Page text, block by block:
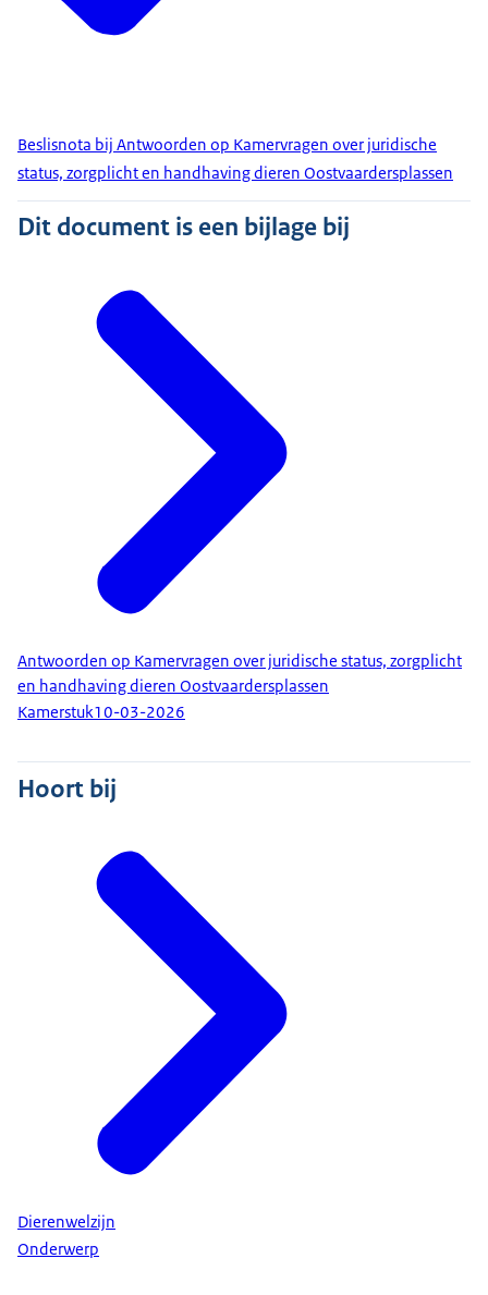
Beslisnota bij Antwoorden op Kamervragen over juridische
status, zorgplicht en handhaving dieren Oostvaardersplassen
Dit document is een bijlage bij
Antwoorden op Kamervragen over juridische status, zorgplicht
en handhaving dieren Oostvaardersplassen
Kamerstuk10-03-2026
Hoort bij
Dierenwelzijn
Onderwerp